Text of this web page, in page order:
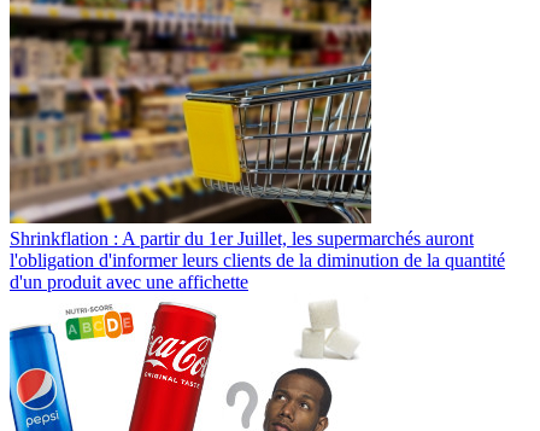
Shrinkflation : A partir du 1er Juillet, les supermarchés auront
l'obligation d'informer leurs clients de la diminution de la quantité
d'un produit avec une affichette